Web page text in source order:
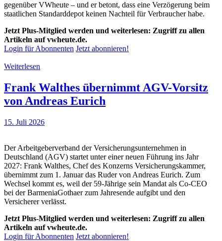
gegenüber VWheute – und er betont, dass eine Verzögerung beim
staatlichen Standarddepot keinen Nachteil für Verbraucher habe.
Jetzt Plus-Mitglied werden und weiterlesen: Zugriff zu allen
Artikeln auf vwheute.de.
Login für Abonnenten Jetzt abonnieren!
Weiterlesen
Frank Walthes übernimmt AGV-Vorsitz
von Andreas Eurich
15. Juli 2026
Der Arbeitgeberverband der Versicherungsunternehmen in
Deutschland (AGV) startet unter einer neuen Führung ins Jahr
2027: Frank Walthes, Chef des Konzerns Versicherungskammer,
übernimmt zum 1. Januar das Ruder von Andreas Eurich. Zum
Wechsel kommt es, weil der 59-Jährige sein Mandat als Co-CEO
bei der BarmeniaGothaer zum Jahresende aufgibt und den
Versicherer verlässt.
Jetzt Plus-Mitglied werden und weiterlesen: Zugriff zu allen
Artikeln auf vwheute.de.
Login für Abonnenten Jetzt abonnieren!